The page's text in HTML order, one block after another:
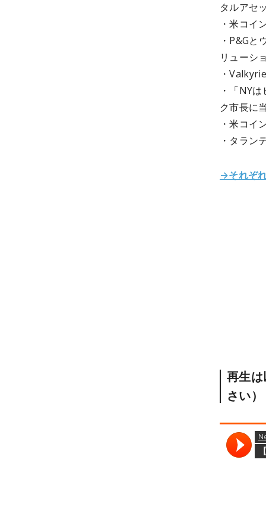
タルアセ
・米コイ
・P&G
リューシ
・
・「NY
ク市長に
・米コイ
・タラン
→それぞ
再生
さい）
各種ポッ